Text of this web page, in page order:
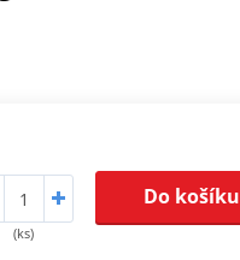
(ks)
Do košíku